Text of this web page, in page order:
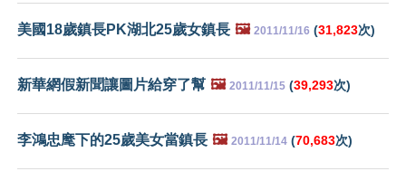
美國18歲鎮長PK湖北25歲女鎮長 🖼️ 2011/11/16 (31,823次)
新華網假新聞讓圖片給穿了幫 🖼️ 2011/11/15 (39,293次)
李鴻忠麾下的25歲美女當鎮長 🖼️ 2011/11/14 (70,683次)